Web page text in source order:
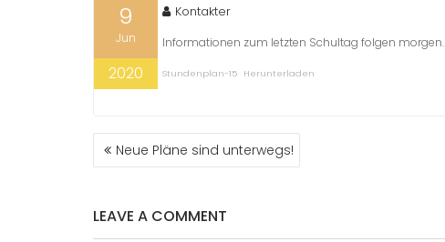
9
Jun
2020
Kontakter
Informationen zum letzten Schultag folgen morgen.
Stundenplan-15 Herunterladen
BEITRAGS-
NAVIGATION
Neue Pläne sind unterwegs!
LEAVE A COMMENT